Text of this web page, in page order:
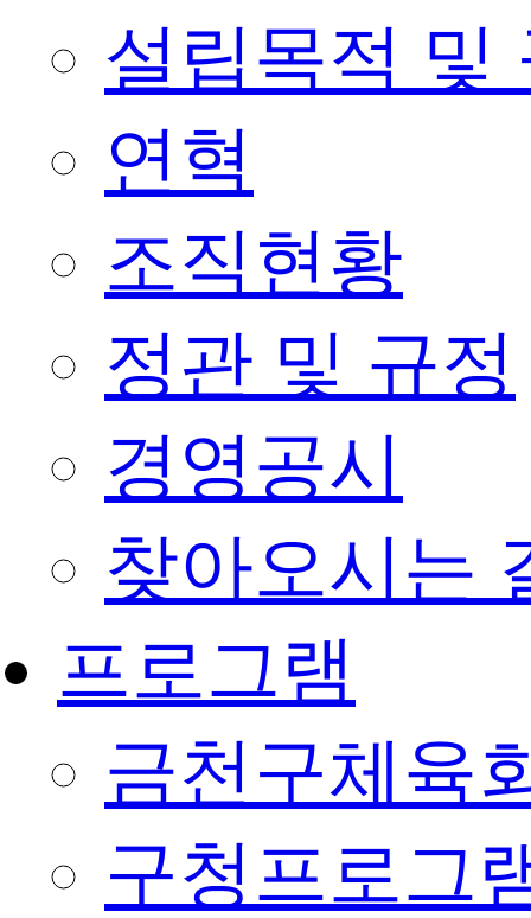
설립목적 및
연혁
조직현황
정관 및 규정
경영공시
찾아오시는
프로그램
금천구체육
구청프로그